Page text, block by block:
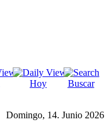
Hoy Buscar
Domingo, 14. Junio 2026